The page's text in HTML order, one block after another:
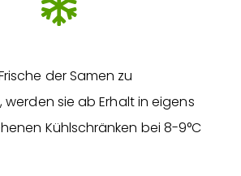
der Samen zu
sie ab Erhalt in eigens
Kühlschränken bei 8-9°C